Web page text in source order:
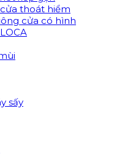
thoát hiểm
cửa có hình
sấy